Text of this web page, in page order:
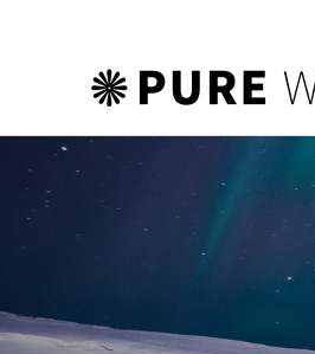
하위분류 하위분류